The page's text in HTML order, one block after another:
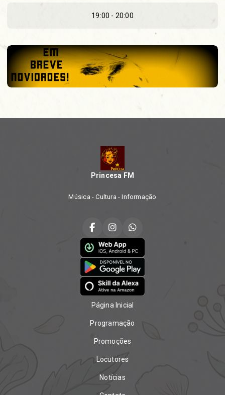
19:00 - 20:00
Princesa FM
Música - Cultura - Informação
Página Inicial
Programação
Promoções
Locutores
Notícias